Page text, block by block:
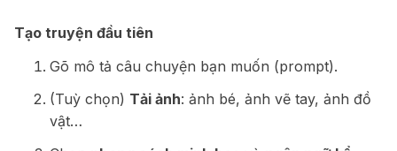
Tạo truyện đầu tiên
Gõ mô tả câu chuyện bạn muốn (prompt).
(Tuỳ chọn) Tải ảnh: ảnh bé, ảnh vẽ tay, ảnh đồ
vật…